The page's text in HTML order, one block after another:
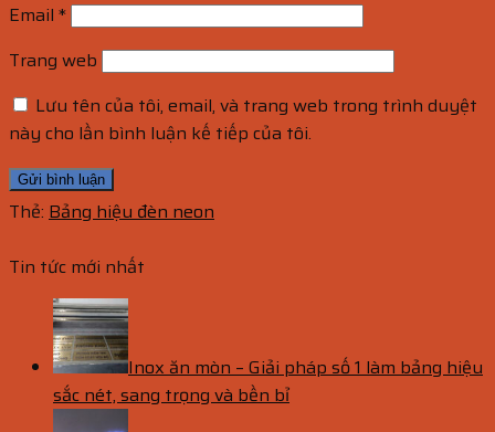
Email *
Trang web
Lưu tên của tôi, email, và trang web trong trình duyệt
này cho lần bình luận kế tiếp của tôi.
Thẻ: Bảng hiệu đèn neon
Tin tức mới nhất
Inox ăn mòn – Giải pháp số 1 làm bảng hiệu
sắc nét, sang trọng và bền bỉ